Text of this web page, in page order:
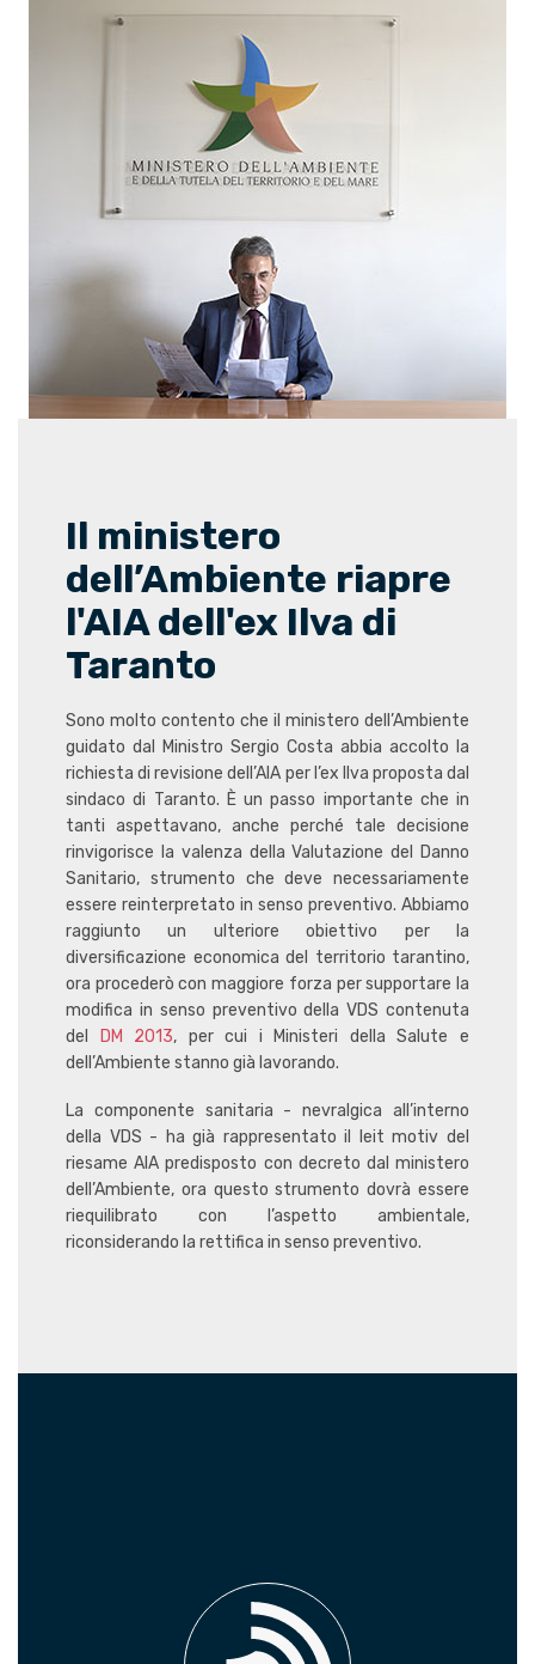
Il ministero
dell’Ambiente riapre
l'AIA dell'ex Ilva di
Taranto
Sono molto contento che il ministero dell’Ambiente
guidato dal Ministro Sergio Costa abbia accolto la
richiesta di revisione dell’AIA per l’ex Ilva proposta dal
sindaco di Taranto. È un passo importante che in
tanti aspettavano, anche perché tale decisione
rinvigorisce la valenza della Valutazione del Danno
Sanitario, strumento che deve necessariamente
essere reinterpretato in senso preventivo. Abbiamo
raggiunto un ulteriore obiettivo per la
diversificazione economica del territorio tarantino,
ora procederò con maggiore forza per supportare la
modifica in senso preventivo della VDS contenuta
del
DM 2013, per cui i Ministeri della Salute e
dell’Ambiente stanno già lavorando.
La componente sanitaria - nevralgica all’interno
della VDS - ha già rappresentato il leit motiv del
riesame AIA predisposto con decreto dal ministero
dell’Ambiente, ora questo strumento dovrà essere
riequilibrato con l’aspetto ambientale,
riconsiderando la rettifica in senso preventivo.